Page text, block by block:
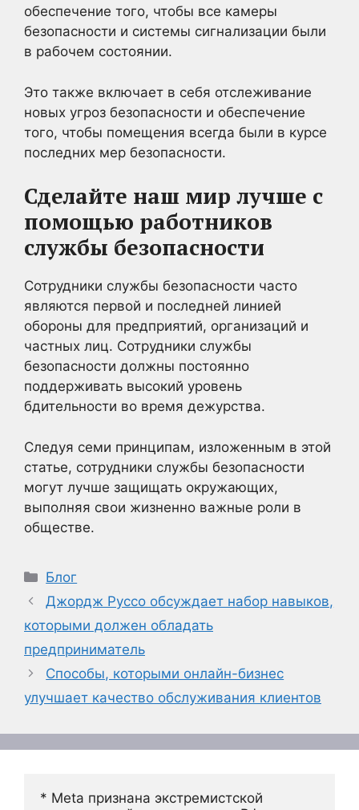
обеспечение того, чтобы все камеры
безопасности и системы сигнализации были
в рабочем состоянии.
Это также включает в себя отслеживание
новых угроз безопасности и обеспечение
того, чтобы помещения всегда были в курсе
последних мер безопасности.
Сделайте наш мир лучше с
помощью работников
службы безопасности
Сотрудники службы безопасности часто
являются первой и последней линией
обороны для предприятий, организаций и
частных лиц. Сотрудники службы
безопасности должны постоянно
поддерживать высокий уровень
бдительности во время дежурства.
Следуя семи принципам, изложенным в этой
статье, сотрудники службы безопасности
могут лучше защищать окружающих,
выполняя свои жизненно важные роли в
обществе.
Рубрики
Блог
Джордж Руссо обсуждает набор навыков,
которыми должен обладать
предприниматель
Способы, которыми онлайн-бизнес
улучшает качество обслуживания клиентов
* Meta признана экстремистской